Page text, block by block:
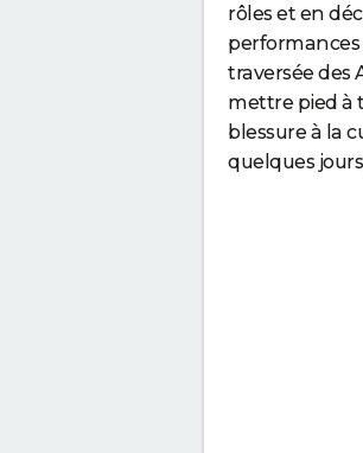
rôles et en
traversée des
mettre pied à
blessure à la
quelques